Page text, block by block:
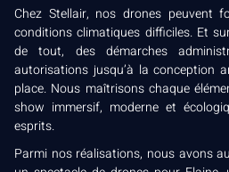
Chez Stellair, nos drones peuvent
conditions climatiques difficiles. Et
de tout, des démarches
autorisations jusqu’à la conception
place. Nous maîtrisons chaque
show immersif, moderne et
esprits.
Parmi nos réalisations, nous avons